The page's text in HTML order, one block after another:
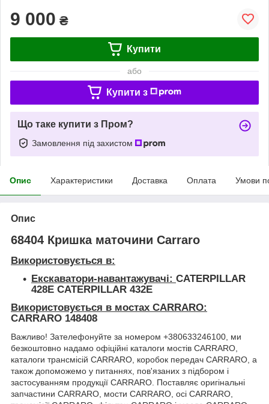
9 000 ₴
Купити
або
Купити з
Що таке купити з Пром?
Замовлення під захистом
Опис Характеристики Доставка Оплата Умови
Опис
68404 Кришка маточини Carraro
Використовується в:
Екскаватори-навантажувачі: CATERPILLAR
428E CATERPILLAR 432E
Використовується в мостах CARRARO:
CARRARO 148408
Важливо! Зателефонуйте за номером +380633246100, ми
безкоштовно надамо офіційні каталоги мостів CARRARO,
каталоги трансмісій CARRARO, коробок передач CARRARO, а
також допоможемо у питаннях, пов'язаних з підбором і
застосуванням продукції CARRARO. Поставляє оригінальні
запчастини CARRARO, мости CARRARO, осі CARRARO,